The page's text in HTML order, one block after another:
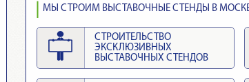
МЫ СТРОИМ ВЫСТАВОЧНЫЕ СТЕНДЫ В
СТРОИТЕЛЬСТВО
ЭКСКЛЮЗИВНЫХ
ВЫСТАВОЧНЫХ СТЕНДОВ